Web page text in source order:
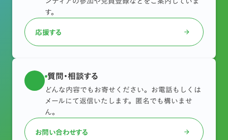
す。
応援する
arrow_forward
質問・相談する
どんな内容でもお寄せください。お電話もしくは
メールにて返信いたします。匿名でも構いませ
ん。
お問い合わせする
arrow_forward